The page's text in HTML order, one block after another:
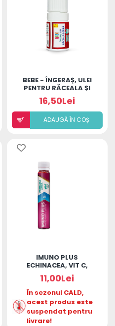
BEBE - ÎNGERAȘ, ULEI
PENTRU RĂCEALA ȘI
GRIPĂ
16,50Lei
ADAUGÃ ÎN COȘ
IMUNO PLUS
ECHINACEA, VIT C,
CISTUS, LACTOFERINA
12+ ANI
11,00Lei
În sezonul CALD,
acest produs este
suspendat pentru
livrare!